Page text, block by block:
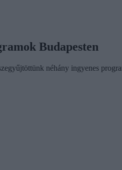
Budapesten
néhány ingyenes